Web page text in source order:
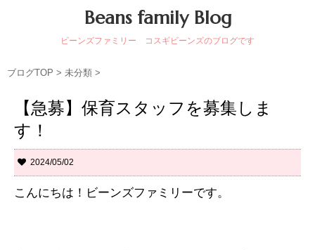
Beans family Blog
ビーンズファミリー コスギビーンズのブログです
ブログTOP > 未分類 >
【急募】保育スタッフを募集しま
す！
2024/05/02
こんにちは！ビーンズファミリーです。